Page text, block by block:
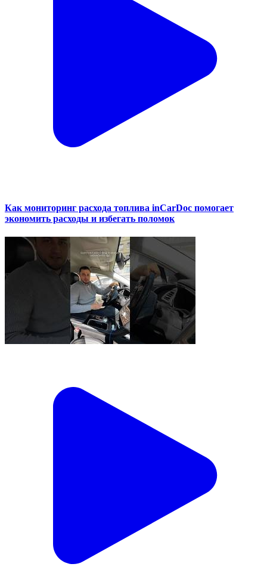
Как мониторинг расхода топлива inCarDoc помогает
экономить расходы и избегать поломок